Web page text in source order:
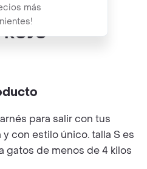
más
PLUS PARA
ROJO
para salir con tus
con estilo único. talla S es
gatos de menos de 4 kilos